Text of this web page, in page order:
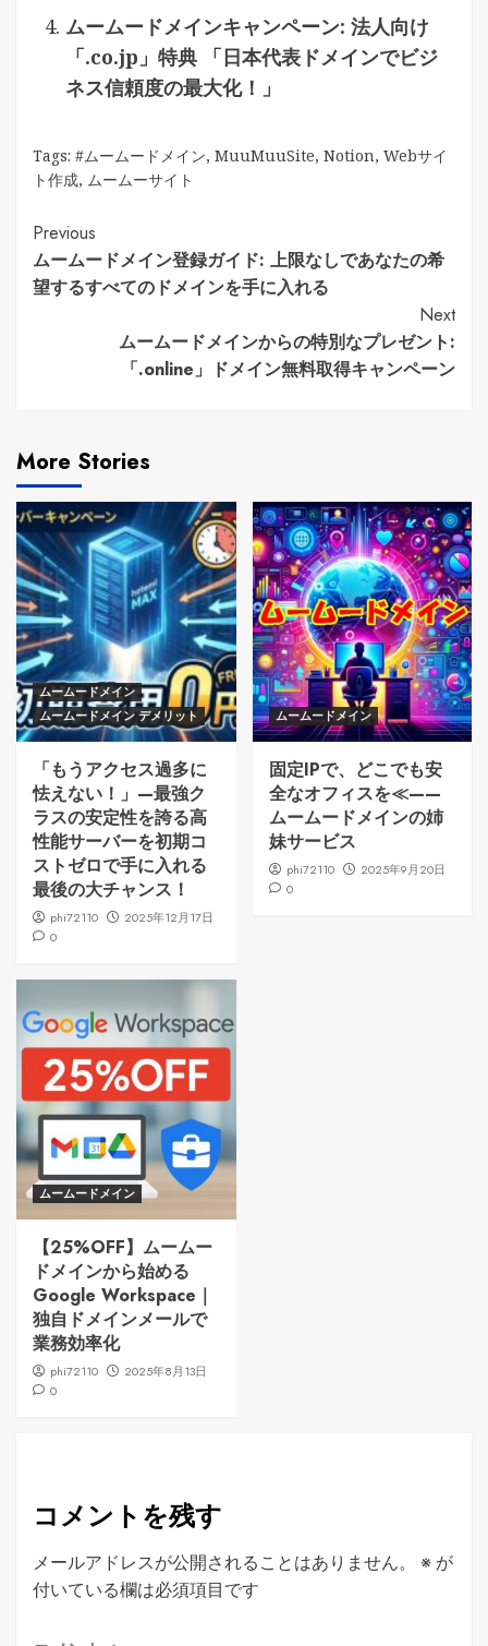
ムームードメインキャンペーン: 法人向け
「.co.jp」特典 「日本代表ドメインでビジ
ネス信頼度の最大化！」
Tags: #ムームードメイン, MuuMuuSite, Notion, Webサイ
ト作成, ムームーサイト
Continue
Reading
Previous
ムームードメイン登録ガイド: 上限なしであなたの希
望するすべてのドメインを手に入れる
Next
ムームードメインからの特別なプレゼント:
「.online」ドメイン無料取得キャンペーン
More Stories
ムームードメイン
ムームードメイン デメリット
「もうアクセス過多に
怯えない！」—最強ク
ラスの安定性を誇る高
性能サーバーを初期コ
ストゼロで手に入れる
最後の大チャンス！
phi72110
2025年12月17日
0
ムームードメイン
固定IPで、どこでも安
全なオフィスを≪——
ムームードメインの姉
妹サービス
phi72110
2025年9月20日
0
ムームードメイン
【25%OFF】ムームー
ドメインから始める
Google Workspace｜
独自ドメインメールで
業務効率化
phi72110
2025年8月13日
0
コメントを残す
メールアドレスが公開されることはありません。 ※ が
付いている欄は必須項目です